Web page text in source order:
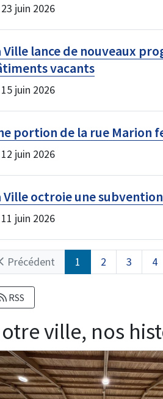
juin 2026
Ville lance de nouveaux
vacants
juin 2026
portion de la rue Marion
juin 2026
Ville octroie une
juin 2026
Précédent
Page
courante
1 Page
2 Page
3 4
RSS
ville, nos